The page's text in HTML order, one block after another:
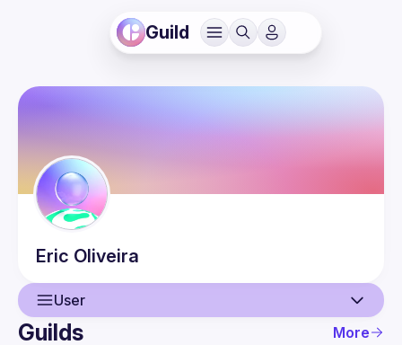
Guild
Eric Oliveira
User
Guilds More